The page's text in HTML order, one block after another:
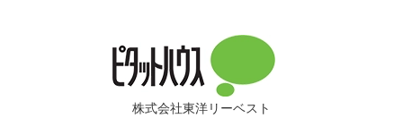
株式会社東洋リーベスト